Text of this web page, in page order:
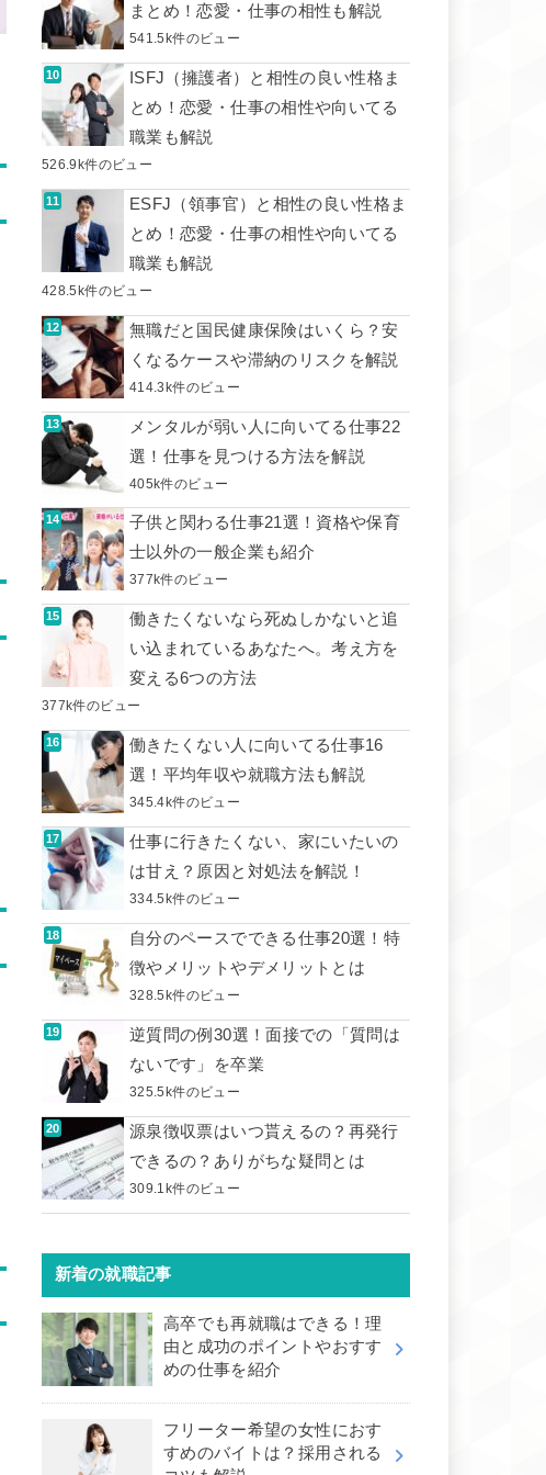
まとめ！恋愛・仕事の相性も解説
541.5k件のビュー
ISFJ（擁護者）と相性の良い性格ま
とめ！恋愛・仕事の相性や向いてる
職業も解説
526.9k件のビュー
ESFJ（領事官）と相性の良い性格ま
とめ！恋愛・仕事の相性や向いてる
職業も解説
428.5k件のビュー
無職だと国民健康保険はいくら？安
くなるケースや滞納のリスクを解説
414.3k件のビュー
メンタルが弱い人に向いてる仕事22
選！仕事を見つける方法を解説
405k件のビュー
子供と関わる仕事21選！資格や保育
士以外の一般企業も紹介
377k件のビュー
働きたくないなら死ぬしかないと追
い込まれているあなたへ。考え方を
変える6つの方法
377k件のビュー
働きたくない人に向いてる仕事16
選！平均年収や就職方法も解説
345.4k件のビュー
仕事に行きたくない、家にいたいの
は甘え？原因と対処法を解説！
334.5k件のビュー
自分のペースでできる仕事20選！特
徴やメリットやデメリットとは
328.5k件のビュー
逆質問の例30選！面接での「質問は
ないです」を卒業
325.5k件のビュー
源泉徴収票はいつ貰えるの？再発行
できるの？ありがちな疑問とは
309.1k件のビュー
新着の就職記事
高卒でも再就職はできる！理
由と成功のポイントやおすす
めの仕事を紹介
フリーター希望の女性におす
すめのバイトは？採用される